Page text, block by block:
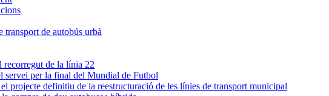
transport de autobús urbà
recorregut de la línia 22
servei per la final del Mundial de Futbol
projecte definitiu de la reestructuració de les línies de transport municipal